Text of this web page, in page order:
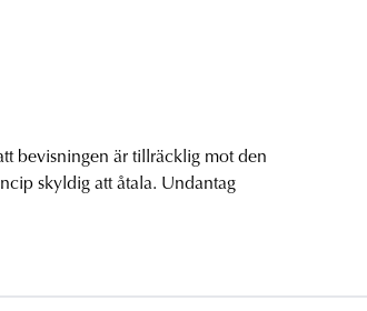
bevisningen är tillräcklig mot den
skyldig att åtala. Undantag